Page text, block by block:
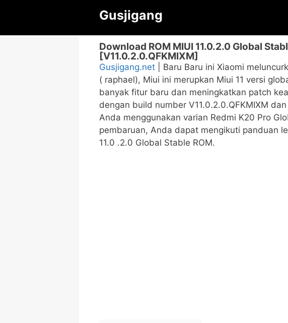
Gusjigang
Download ROM MIUI 11.0.2.0 Global
[V11.0.2.0.QFKMIXM]
Gusjigang.net | Baru Baru ini Xiaomi
( raphael), Miui ini merupkan Miui 11 versi
banyak fitur baru dan meningkatkan patch
dengan build number V11.0.2.0.QFKMIXM
Anda menggunakan varian Redmi K20 Pro
pembaruan, Anda dapat mengikuti panduan
11.0 .2.0 Global Stable ROM.